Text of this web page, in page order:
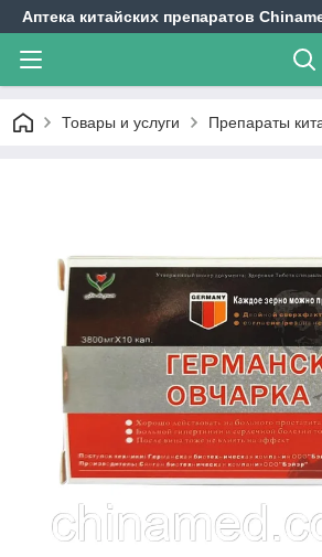
Аптека китайских препаратов
Товары и услуги Препараты